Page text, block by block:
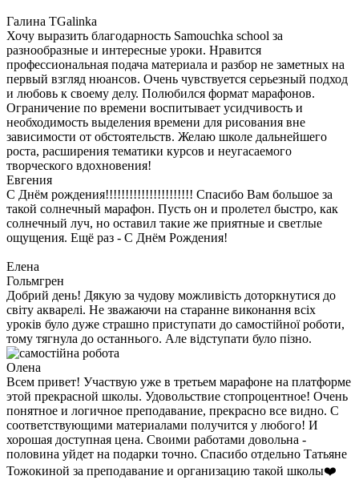
Галина TGalinka
Хочу выразить благодарность Samouchka school за
разнообразные и интересные уроки. Нравится
профессиональная подача материала и разбор не заметных на
первый взгляд нюансов. Очень чувствуется серьезный подход
и любовь к своему делу. Полюбился формат марафонов.
Ограничение по времени воспитывает усидчивость и
необходимость выделения времени для рисования вне
зависимости от обстоятельств. Желаю школе дальнейшего
роста, расширения тематики курсов и неугасаемого
творческого вдохновения!
Евгения
С Днём рождения!!!!!!!!!!!!!!!!!!!!!! Спасибо Вам большое за
такой солнечный марафон. Пусть он и пролетел быстро, как
солнечный луч, но оставил такие же приятные и светлые
ощущения. Ещё раз - С Днём Рождения!
Елена
Гольмгрен
Добрий день! Дякую за чудову можливість доторкнутися до
світу акварелі. Не зважаючи на старанне виконання всіх
уроків було дуже страшно приступати до самостійної роботи,
тому тягнула до останнього. Але відступати було пізно.
Олена
Всем привет! Участвую уже в третьем марафоне на платформе
этой прекрасной школы. Удовольствие стопроцентное! Очень
понятное и логичное преподавание, прекрасно все видно. С
соответствующими материалами получится у любого! И
хорошая доступная цена. Своими работами довольна -
половина уйдет на подарки точно. Спасибо отдельно Татьяне
Тожокиной за преподавание и организацию такой школы❤️